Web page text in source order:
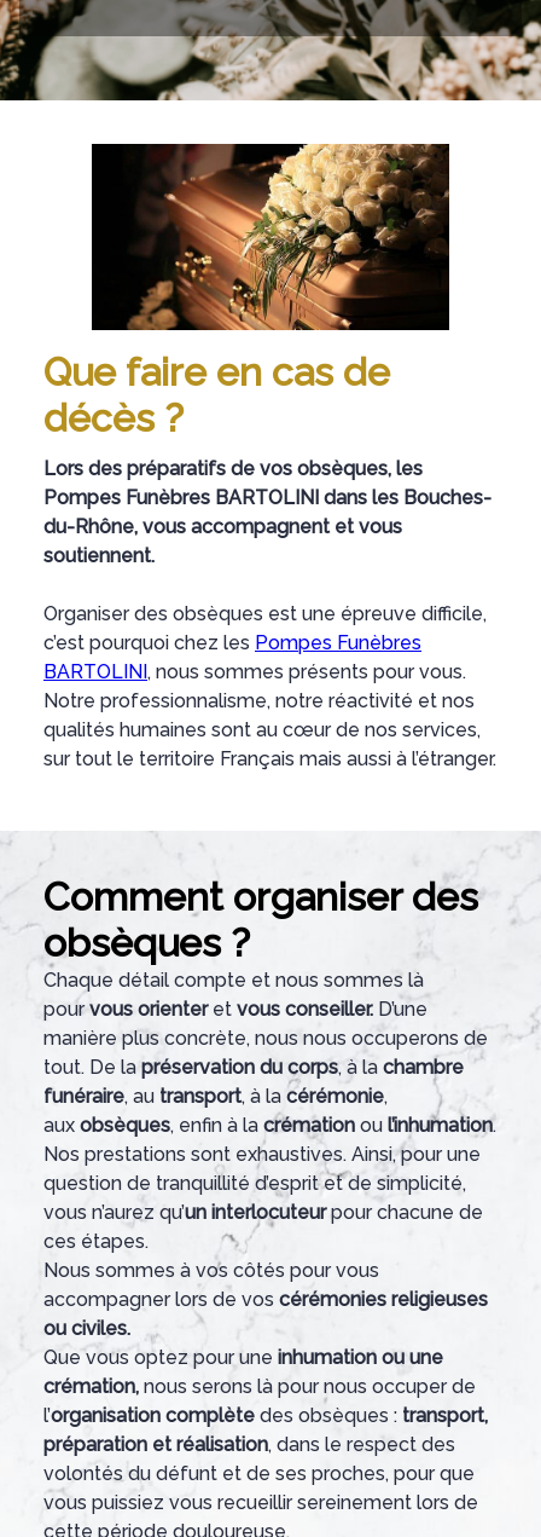
MARTIGUES
Que faire en cas de
décès ?
Lors des préparatifs de vos obsèques, les
Pompes Funèbres BARTOLINI dans les Bouches-
du-Rhône, vous accompagnent et vous
soutiennent.
Organiser des obsèques est une épreuve difficile,
c’est pourquoi chez les Pompes Funèbres
BARTOLINI, nous sommes présents pour vous.
Notre professionnalisme, notre réactivité et nos
qualités humaines sont au cœur de nos services,
sur tout le territoire Français mais aussi à l’étranger.
Comment organiser des
obsèques ?
Chaque détail compte et nous sommes là
pourvous orienteret vous conseiller. D’une
manière plus concrète, nous nous occuperons de
tout. De la préservation du corps, à la chambre
funéraire, au transport, à la cérémonie,
aux obsèques, enfin à la crémation ou l’inhumation.
Nos prestations sont exhaustives. Ainsi, pour une
question de tranquillité d’esprit et de simplicité,
vous n’aurez qu’un interlocuteurpour chacune de
ces étapes.
Nous sommes à vos côtés pour vous
accompagner lors de vos cérémonies religieuses
ou civiles.
Que vous optez pour une inhumation ou une
crémation, nous serons là pour nous occuper de
l’organisation complète des obsèques : transport,
préparation et réalisation, dans le respect des
volontés du défunt et de ses proches, pour que
vous puissiez vous recueillir sereinement lors de
cette période douloureuse.